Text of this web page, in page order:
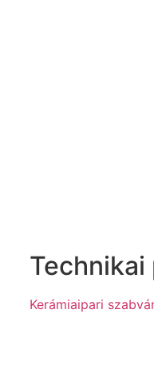
Kerámiaipari